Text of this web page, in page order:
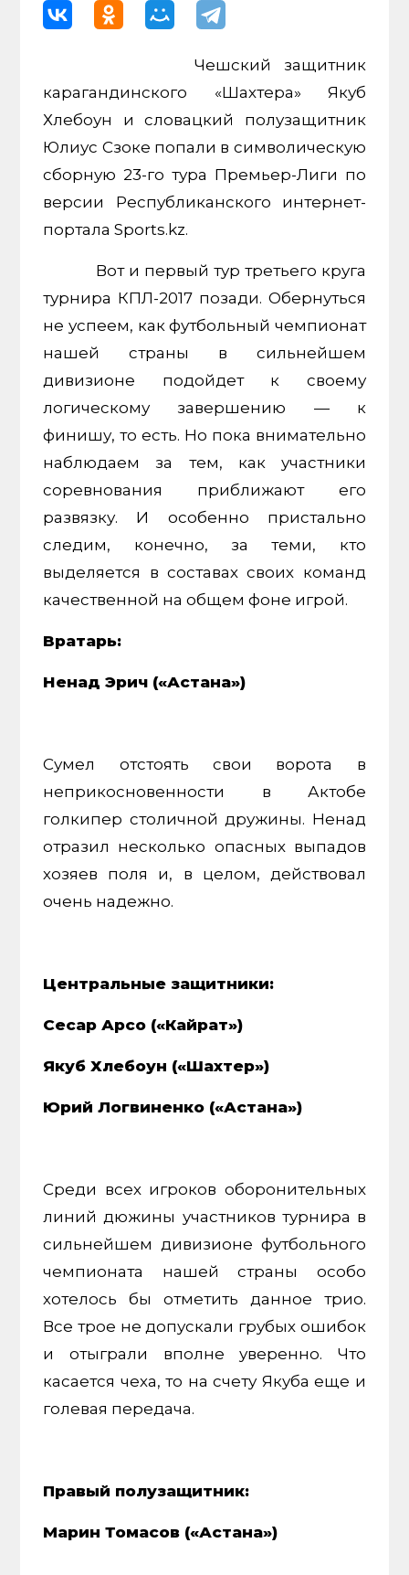
Чешский защитник
карагандинского «Шахтера» Якуб
Хлебоун и словацкий полузащитник
Юлиус Сзоке попали в символическую
сборную 23-го тура Премьер-Лиги по
версии Республиканского интернет-
портала Sports.kz.
Вот и первый тур третьего круга
турнира КПЛ-2017 позади. Обернуться
не успеем, как футбольный чемпионат
нашей страны в сильнейшем
дивизионе подойдет к своему
логическому завершению — к
финишу, то есть. Но пока внимательно
наблюдаем за тем, как участники
соревнования приближают его
развязку. И особенно пристально
следим, конечно, за теми, кто
выделяется в составах своих команд
качественной на общем фоне игрой.
Вратарь:
Ненад Эрич («Астана»)
Сумел отстоять свои ворота в
неприкосновенности в Актобе
голкипер столичной дружины. Ненад
отразил несколько опасных выпадов
хозяев поля и, в целом, действовал
очень надежно.
Центральные защитники:
Сесар Арсо («Кайрат»)
Якуб Хлебоун («Шахтер»)
Юрий Логвиненко («Астана»)
Среди всех игроков оборонительных
линий дюжины участников турнира в
сильнейшем дивизионе футбольного
чемпионата нашей страны особо
хотелось бы отметить данное трио.
Все трое не допускали грубых ошибок
и отыграли вполне уверенно. Что
касается чеха, то на счету Якуба еще и
голевая передача.
Правый полузащитник:
Марин Томасов («Астана»)